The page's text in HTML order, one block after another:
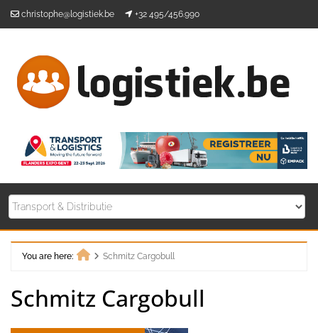
christophe@logistiek.be +32 495/456.990
You are here:
Schmitz Cargobull
Schmitz Cargobull